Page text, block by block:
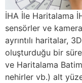
İHA İle Haritalama
sensörler ve
ayrıntılı haritalar,
oluşturduğu bir
ve Haritalama
nehirler vb.) alt